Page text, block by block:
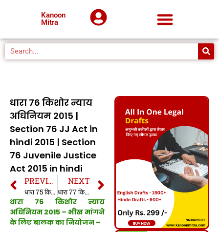
Kanoon
Mitra
धारा 76 किशोर न्याय
अधिनियम 2015 |
Section 76 JJ Act in
hindi 2015 | Section
76 Juvenile Justice
Act 2015 in hindi
PREVIOUS
धारा 75 किशोर न्याय अधिनियम 2015 | Section 75 JJ Act 2015 in hindi| Section 75 Juvenile Justice Act 2015 in hindi
NEXT
धारा 77 किशोर न्याय अधिनियम 2015 | Section 77 JJ Act in hindi 2015 | Section 77 Juvenile Justice Act 2015 in hindi
धारा 76 किशोर न्याय
अधिनियम 2015 – भीख मांगने
के लिए बालक का नियोजन –